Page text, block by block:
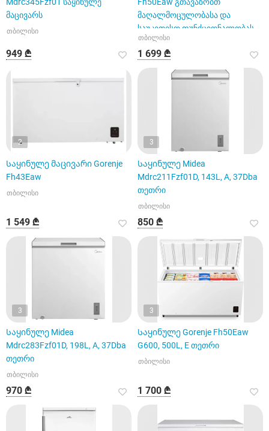
მაცივარს
თბილისი
949 ₾
მაღალმოცულობასა და
საუკეთესო ფუნქციონალობას
თბილისი
1 699 ₾
2
Საყინულე მაცივარი Gorenje
Fh43Eaw
თბილისი
1 549 ₾
3
Საყინულე Midea
Mdrc211Fzf01D, 143L, A, 37Dba
თეთრი
თბილისი
850 ₾
3
Საყინულე Midea
Mdrc283Fzf01D, 198L, A, 37Dba
თეთრი
თბილისი
970 ₾
3
Საყინულე Gorenje Fh50Eaw
G600, 500L, E თეთრი
თბილისი
1 700 ₾